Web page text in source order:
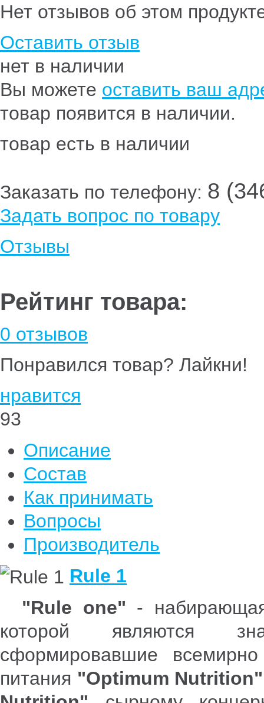
Нет отзывов об этом
Оставить отзыв
нет в наличии
Вы можете оставить ваш
товар появится в наличии.
товар есть в наличии
Заказать по телефону: 8
Задать вопрос по товару
Отзывы
Рейтинг товара:
0 отзывов
Понравился товар? Лайкни!
нравится
93
Описание
Состав
Как принимать
Вопросы
Производитель
Rule 1
"Rule one" -
которой являются
сформировавшие
питания "Optimum Nutrition"